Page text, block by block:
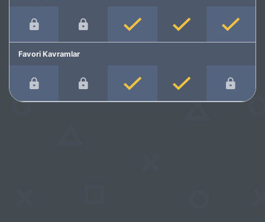
Favori Kavramlar